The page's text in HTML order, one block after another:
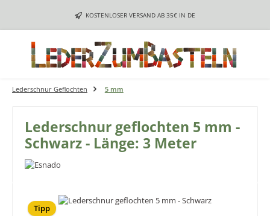
Zum Hauptinhalt springenKOSTENLOSER VERSAND AB 35€ IN DE
Lederschnur Geflochten 5 mm
Lederschnur geflochten 5 mm -
Schwarz - Länge: 3 Meter
Bildergalerie überspringen
Tipp